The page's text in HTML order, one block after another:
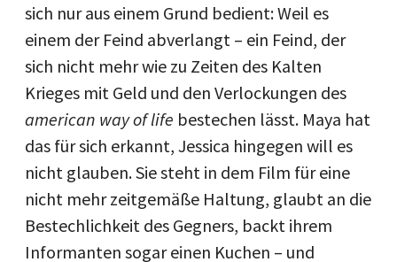
sich nur aus einem Grund bedient: Weil es
einem der Feind abverlangt – ein Feind, der
sich nicht mehr wie zu Zeiten des Kalten
Krieges mit Geld und den Verlockungen des
american way of life bestechen lässt. Maya hat
das für sich erkannt, Jessica hingegen will es
nicht glauben. Sie steht in dem Film für eine
nicht mehr zeitgemäße Haltung, glaubt an die
Bestechlichkeit des Gegners, backt ihrem
Informanten sogar einen Kuchen – und